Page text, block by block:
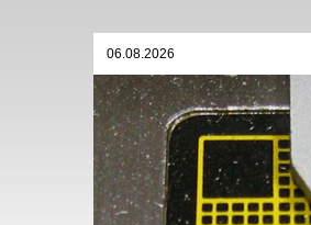
06.08.2026